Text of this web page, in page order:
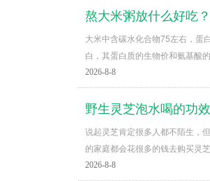
熬大米粥放什么好吃
大米中含碳水化合物75左右，蛋
白，其蛋白质的生物价和氨基酸
2026-8-8
野生灵芝泡水喝的功
说起灵芝肯定很多人都不陌生，
的家庭都会花很多的钱去购买灵
2026-8-8